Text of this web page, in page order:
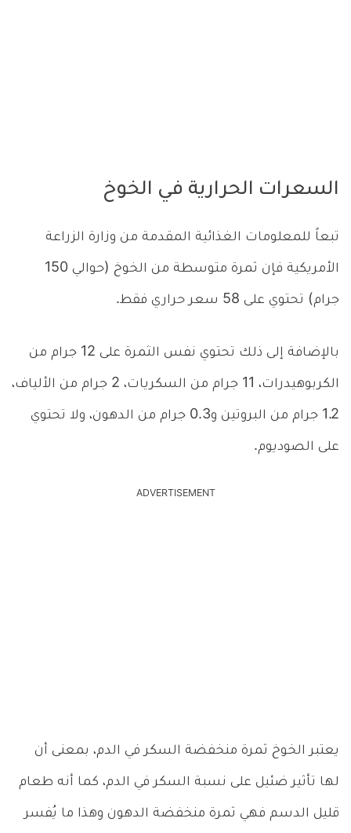
السعرات الحرارية في الخوخ
تبعاً للمعلومات الغذائية المقدمة من وزارة الزراعة
الأمريكية فإن ثمرة متوسطة من الخوخ (حوالي 150
جرام) تحتوي على 58 سعر حراري فقط.
بالإضافة إلى ذلك تحتوي نفس الثمرة على 12 جرام من
الكربوهيدرات، 11 جرام من السكريات، 2 جرام من الألياف،
1.2 جرام من البروتين و0.3 جرام من الدهون، ولا تحتوي
على الصوديوم.
ADVERTISEMENT
يعتبر الخوخ ثمرة منخفضة السكر في الدم، بمعنى أن
لها تأثير ضئيل على نسبة السكر في الدم، كما أنه طعام
قليل الدسم فهي ثمرة منخفضة الدهون وهذا ما يُفسر